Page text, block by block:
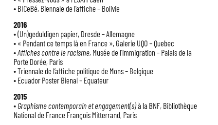
• BICeBé, Biennale de l’affiche – Bolivie
2016
• (Un)geduldigen papier, Dresde – Allemagne
• « Pendant ce temps là en France », Galerie UQO – Quebec
•Affiches contre le racisme, Musée de l’immigration – Palais de la
Porte Dorée, Paris
• Triennale de l’affiche politique de Mons – Belgique
• Ecuador Poster Bienal – Equateur
2015
• Graphisme contemporain et engagement(s)à la BNF, Bibliothèque
National de France François Mitterrand, Paris